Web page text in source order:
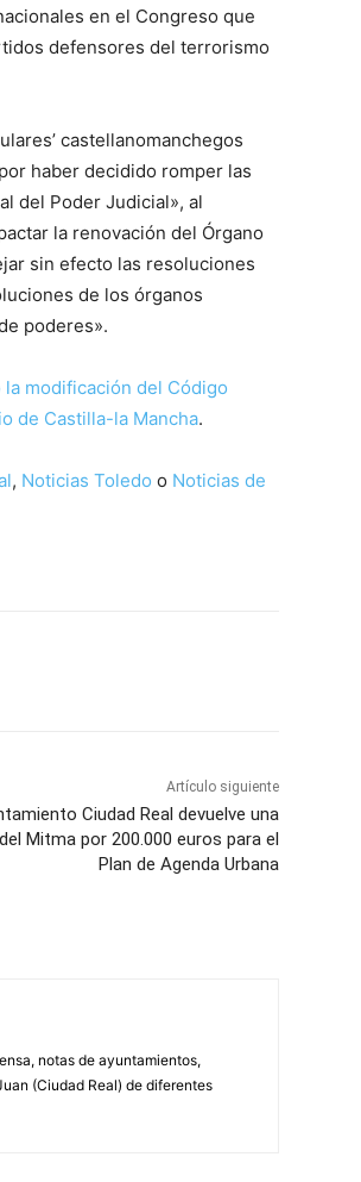
en el Congreso que
defensores del terrorismo
castellanomanchegos
haber decidido romper las
del Poder Judicial», al
la renovación del Órgano
sin efecto las resoluciones
de los órganos
poderes».
modificación del Código
de Castilla-la Mancha.
, Noticias Toledo o Noticias de
Artículo siguiente
Ciudad Real devuelve una
Mitma por 200.000 euros para el
Plan de Agenda Urbana
notas de ayuntamientos,
(Ciudad Real) de diferentes